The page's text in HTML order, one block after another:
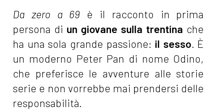
Da zero a 69 è il racconto in prima
persona di un giovane sulla trentina che
ha una sola grande passione: il sesso. È
un moderno Peter Pan di nome Odino,
che preferisce le avventure alle storie
serie e non vorrebbe mai prendersi delle
responsabilità.